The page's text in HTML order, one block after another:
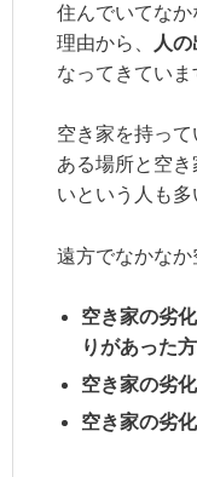
住んでいてなか
理由から、
人
なってきていま
空き家を持っ
ある場所と空
いという人も多
遠方でなかなか
空き家の劣
りがあった
空き家の劣
空き家の劣